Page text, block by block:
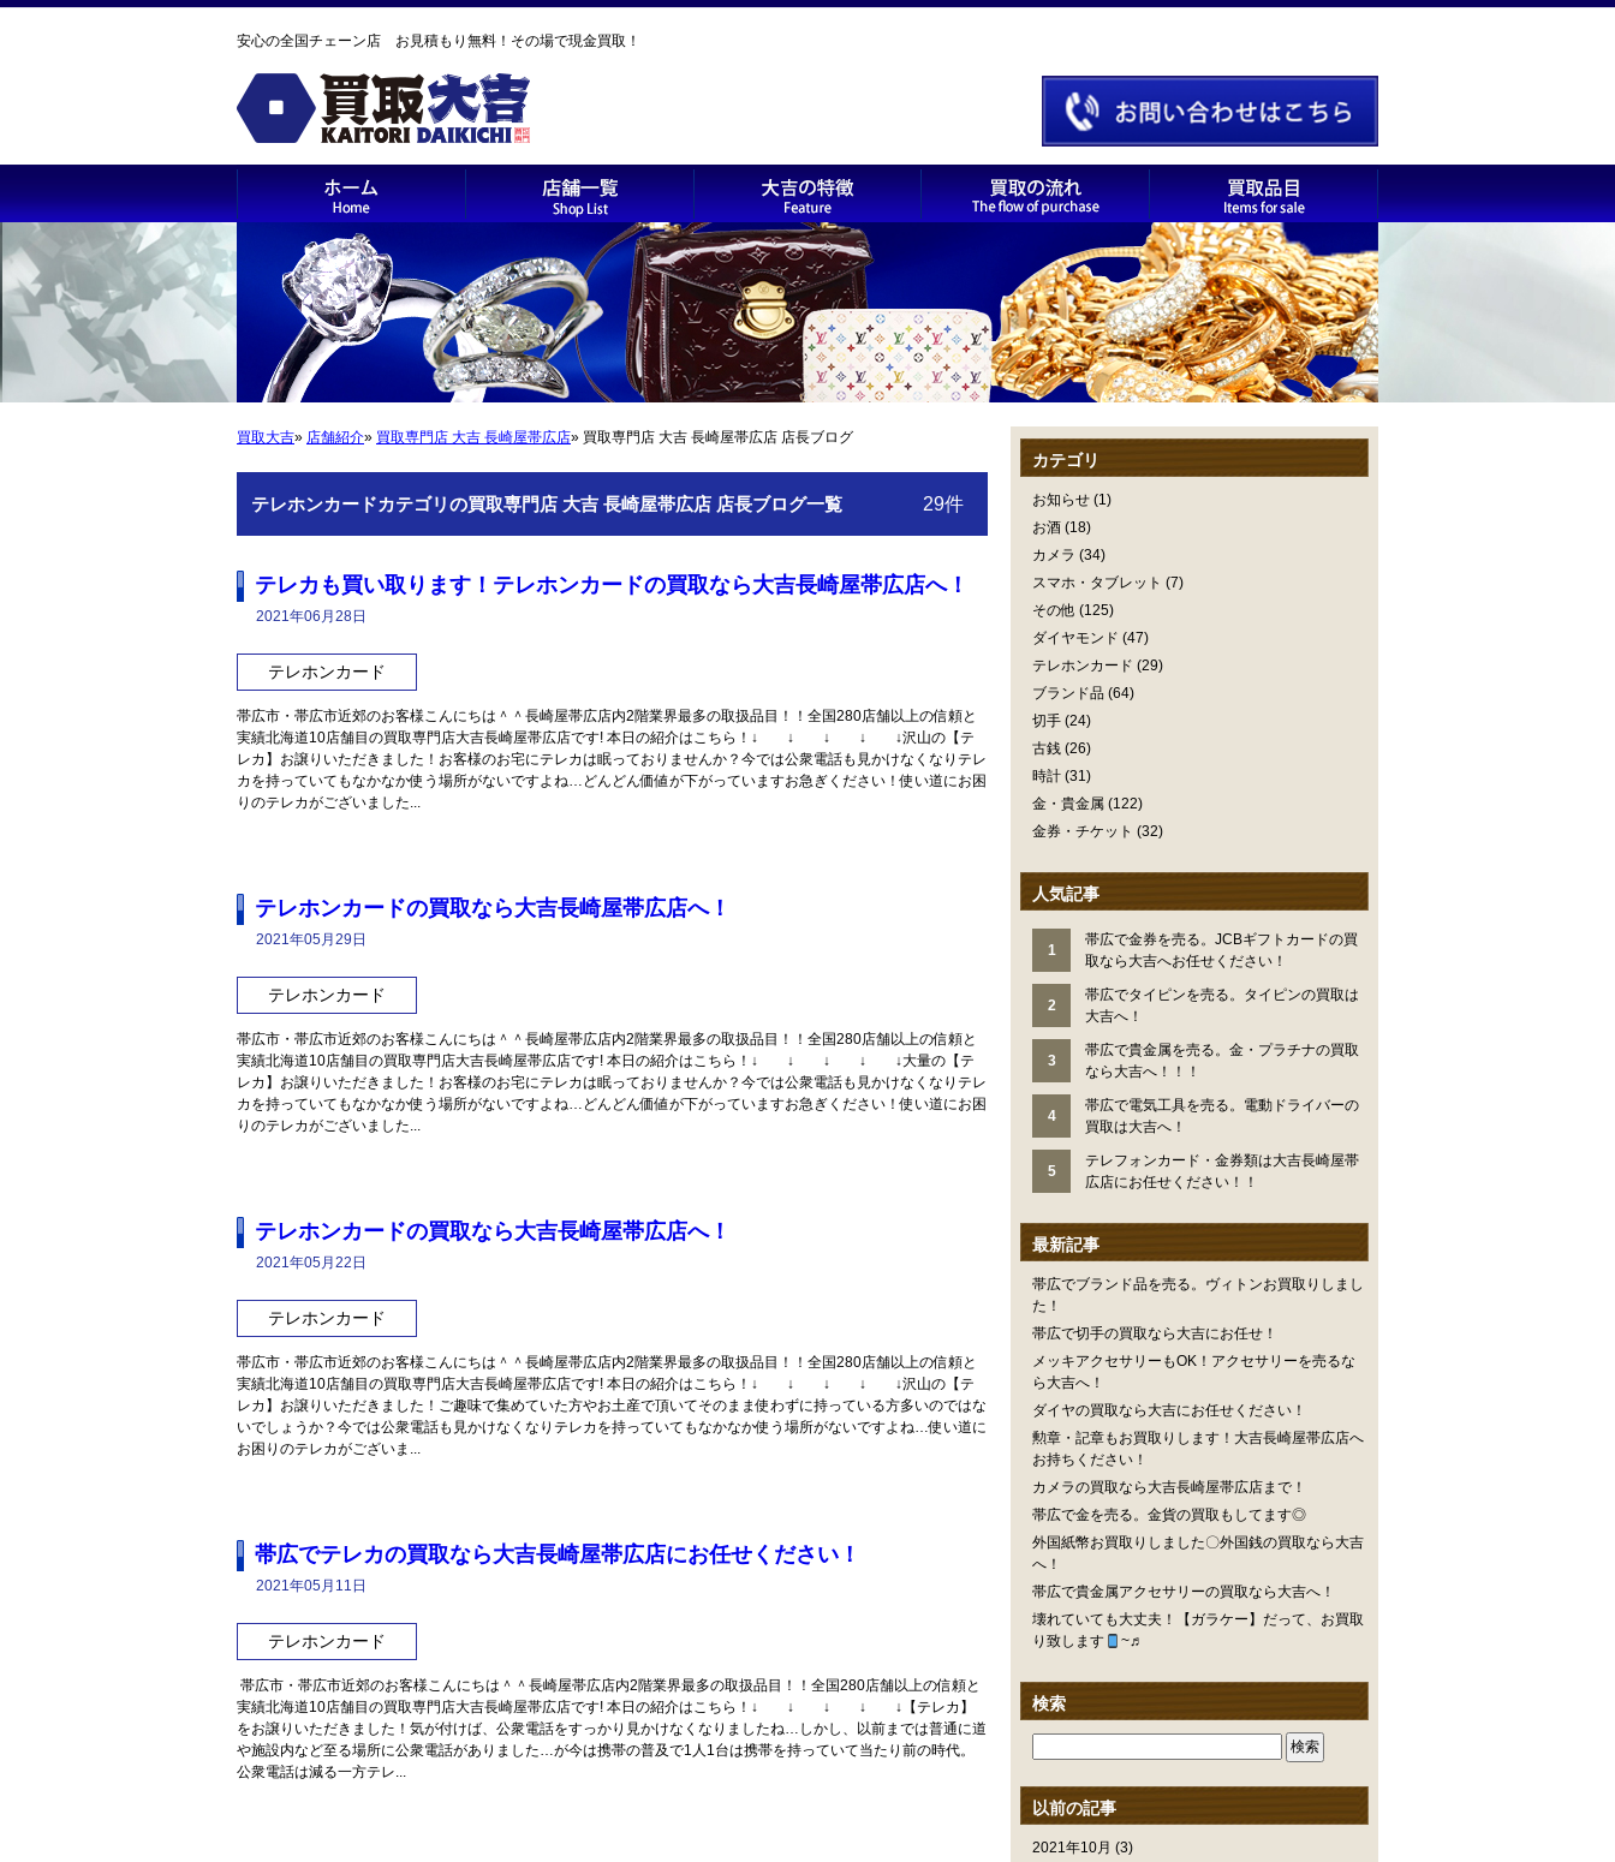
安心の全国チェーン店 お見積もり無料！その場で現金買取！
カテゴリ
お知らせ (1)
お酒 (18)
カメラ (34)
スマホ・タブレット (7)
その他 (125)
ダイヤモンド (47)
テレホンカード (29)
ブランド品 (64)
切手 (24)
古銭 (26)
時計 (31)
金・貴金属 (122)
金券・チケット (32)
人気記事
1
帯広で金券を売る。JCBギフトカードの買
取なら大吉へお任せください！
2
帯広でタイピンを売る。タイピンの買取は
大吉へ！
3
帯広で貴金属を売る。金・プラチナの買取
なら大吉へ！！！
4
帯広で電気工具を売る。電動ドライバーの
買取は大吉へ！
5
テレフォンカード・金券類は大吉長崎屋帯
広店にお任せください！！
最新記事
帯広でブランド品を売る。ヴィトンお買取りしまし
た！
帯広で切手の買取なら大吉にお任せ！
メッキアクセサリーもOK！アクセサリーを売るな
ら大吉へ！
ダイヤの買取なら大吉にお任せください！
勲章・記章もお買取りします！大吉長崎屋帯広店へ
お持ちください！
カメラの買取なら大吉長崎屋帯広店まで！
帯広で金を売る。金貨の買取もしてます◎
外国紙幣お買取りしました〇外国銭の買取なら大吉
へ！
帯広で貴金属アクセサリーの買取なら大吉へ！
壊れていても大丈夫！【ガラケー】だって、お買取
り致します
~♬
検索
以前の記事
2021年10月 (3)
買取大吉» 店舗紹介» 買取専門店 大吉 長崎屋帯広店» 買取専門店 大吉 長崎屋帯広店 店長ブログ
テレホンカードカテゴリの買取専門店 大吉 長崎屋帯広店 店長ブログ一覧 29件
テレカも買い取ります！テレホンカードの買取なら大吉長崎屋帯広店へ！
2021年06月28日
テレホンカード
帯広市・帯広市近郊のお客様こんにちは＾＾長崎屋帯広店内2階業界最多の取扱品目！！全国280店舗以上の信頼と
実績北海道10店舗目の買取専門店大吉長崎屋帯広店です! 本日の紹介はこちら！↓ ↓ ↓ ↓ ↓沢山の【テ
レカ】お譲りいただきました！お客様のお宅にテレカは眠っておりませんか？今では公衆電話も見かけなくなりテレ
カを持っていてもなかなか使う場所がないですよね…どんどん価値が下がっていますお急ぎください！使い道にお困
りのテレカがございました...
テレホンカードの買取なら大吉長崎屋帯広店へ！
2021年05月29日
テレホンカード
帯広市・帯広市近郊のお客様こんにちは＾＾長崎屋帯広店内2階業界最多の取扱品目！！全国280店舗以上の信頼と
実績北海道10店舗目の買取専門店大吉長崎屋帯広店です! 本日の紹介はこちら！↓ ↓ ↓ ↓ ↓大量の【テ
レカ】お譲りいただきました！お客様のお宅にテレカは眠っておりませんか？今では公衆電話も見かけなくなりテレ
カを持っていてもなかなか使う場所がないですよね…どんどん価値が下がっていますお急ぎください！使い道にお困
りのテレカがございました...
テレホンカードの買取なら大吉長崎屋帯広店へ！
2021年05月22日
テレホンカード
帯広市・帯広市近郊のお客様こんにちは＾＾長崎屋帯広店内2階業界最多の取扱品目！！全国280店舗以上の信頼と
実績北海道10店舗目の買取専門店大吉長崎屋帯広店です! 本日の紹介はこちら！↓ ↓ ↓ ↓ ↓沢山の【テ
レカ】お譲りいただきました！ご趣味で集めていた方やお土産で頂いてそのまま使わずに持っている方多いのではな
いでしょうか？今では公衆電話も見かけなくなりテレカを持っていてもなかなか使う場所がないですよね…使い道に
お困りのテレカがございま...
帯広でテレカの買取なら大吉長崎屋帯広店にお任せください！
2021年05月11日
テレホンカード
帯広市・帯広市近郊のお客様こんにちは＾＾長崎屋帯広店内2階業界最多の取扱品目！！全国280店舗以上の信頼と
実績北海道10店舗目の買取専門店大吉長崎屋帯広店です! 本日の紹介はこちら！↓ ↓ ↓ ↓ ↓【テレカ】
をお譲りいただきました！気が付けば、公衆電話をすっかり見かけなくなりましたね…しかし、以前までは普通に道
や施設内など至る場所に公衆電話がありました…が今は携帯の普及で1人1台は携帯を持っていて当たり前の時代。
公衆電話は減る一方テレ...